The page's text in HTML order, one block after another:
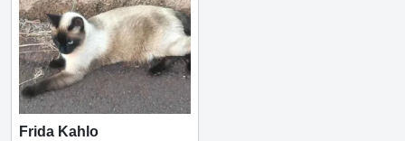
Frida Kahlo